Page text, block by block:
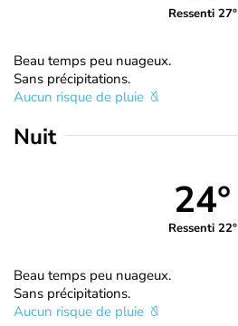
Ressenti 27°
Beau temps peu nuageux.
Sans précipitations.
Aucun risque de pluie
Nuit
24°
Ressenti 22°
Beau temps peu nuageux.
Sans précipitations.
Aucun risque de pluie